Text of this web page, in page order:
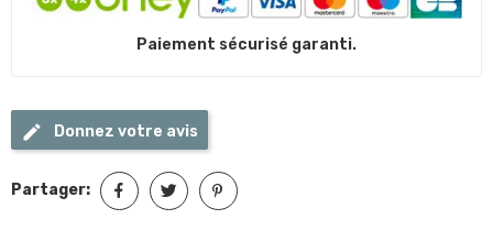
Paiement sécurisé garanti.
Donnez votre avis
Partager: